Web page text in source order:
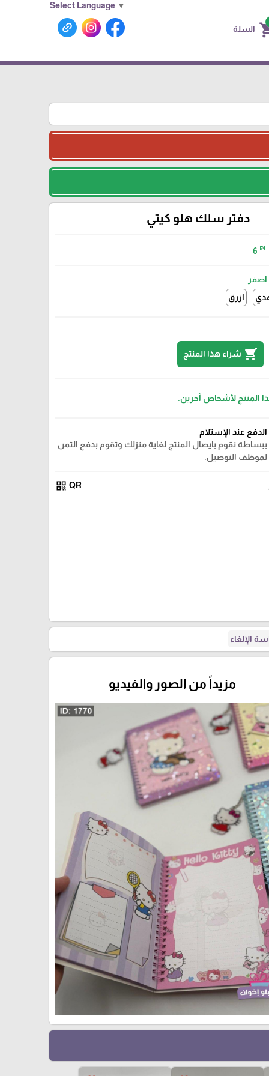
Select Language ▼
السلة
دفتر سلك هلو كيتي
6 ₪
اصفر
ازرق
shopping_cart شراء هذا المنتج
المنتج لأشخاص آخرين.
الدفع عند الإستلام
ببساطة نقوم بايصال المنتج لغاية منزلك وتقوم بدفع الثمن
لموظف التوصيل.
QR
qr_code
الإلغاء
مزيداً من الصور والفيديو